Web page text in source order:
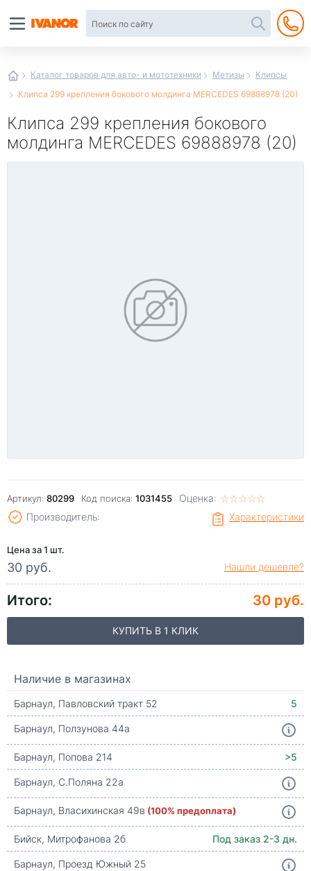
Каталог товаров для авто- и мототехники Метизы
Клипсы
Клипса 299 крепления бокового молдинга MERCEDES 69888978 (20)
Клипса 299 крепления бокового
молдинга MERCEDES 69888978 (20)
Артикул: 80299 Код поиска: 1031455 Оценка: ☆☆☆☆☆
★★★★★
Характеристики
Производитель:
Цена за 1 шт.
30 руб. Нашли дешевле?
Итого: 30 руб.
КУПИТЬ В 1 КЛИК
Наличие в магазинах
Барнаул, Павловский тракт 52
5
Барнаул, Ползунова 44а
Барнаул, Попова 214
>5
Барнаул, С.Поляна 22а
Барнаул, Власихинская 49в (100% предоплата)
Бийск, Митрофанова 2б
Под заказ 2-3 дн.
Барнаул, Проезд Южный 25
интернет-